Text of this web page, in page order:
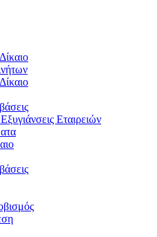
Εταιρειών